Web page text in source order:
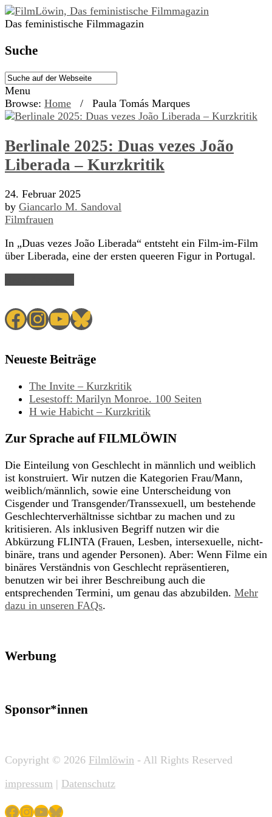
Das feministische Filmmagazin
Suche
Menu
Browse: Home / Paula Tomás Marques
Berlinale 2025: Duas vezes João
Liberada – Kurzkritik
24. Februar 2025
by Giancarlo M. Sandoval
Filmfrauen
In „Duas vezes João Liberada“ entsteht ein Film-im-Film
über Liberada, eine der ersten queeren Figur in Portugal.
Facebook
Instagram
YouTube
Bluesky
Neueste Beiträge
The Invite – Kurzkritik
Lesestoff: Marilyn Monroe. 100 Seiten
H wie Habicht – Kurzkritik
Zur Sprache auf FILMLÖWIN
Die Einteilung von Geschlecht in männlich und weiblich
ist konstruiert. Wir nutzen die Kategorien Frau/Mann,
weiblich/männlich, sowie eine Unterscheidung von
Cisgender und Transgender/Transsexuell, um bestehende
Geschlechterverhältnisse sichtbar zu machen und zu
kritisieren. Als inklusiven Begriff nutzen wir die
Abkürzung FLINTA (Frauen, Lesben, intersexuelle, nicht-
binäre, trans und agender Personen). Aber: Wenn Filme ein
binäres Verständnis von Geschlecht repräsentieren,
benutzen wir bei ihrer Beschreibung auch die
entsprechenden Termini, um genau das abzubilden. Mehr
dazu in unseren FAQs.
Werbung
Sponsor*innen
Copyright © 2026 Filmlöwin - All Rights Reserved
impressum | Datenschutz
Facebook
Instagram
YouTube
Bluesky